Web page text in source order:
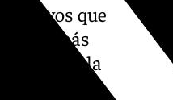
que
más
acercar la